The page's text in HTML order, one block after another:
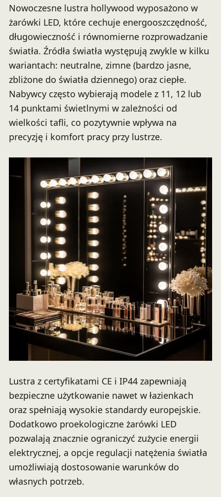
Nowoczesne lustra hollywood wyposażono w
żarówki LED, które cechuje energooszczędność,
długowieczność i równomierne rozprowadzanie
światła. Źródła światła występują zwykle w kilku
wariantach: neutralne, zimne (bardzo jasne,
zbliżone do światła dziennego) oraz ciepłe.
Nabywcy często wybierają modele z 11, 12 lub
14 punktami świetlnymi w zależności od
wielkości tafli, co pozytywnie wpływa na
precyzję i komfort pracy przy lustrze.
Lustra z certyfikatami CE i IP44 zapewniają
bezpieczne użytkowanie nawet w łazienkach
oraz spełniają wysokie standardy europejskie.
Dodatkowo proekologiczne żarówki LED
pozwalają znacznie ograniczyć zużycie energii
elektrycznej, a opcje regulacji natężenia światła
umożliwiają dostosowanie warunków do
własnych potrzeb.